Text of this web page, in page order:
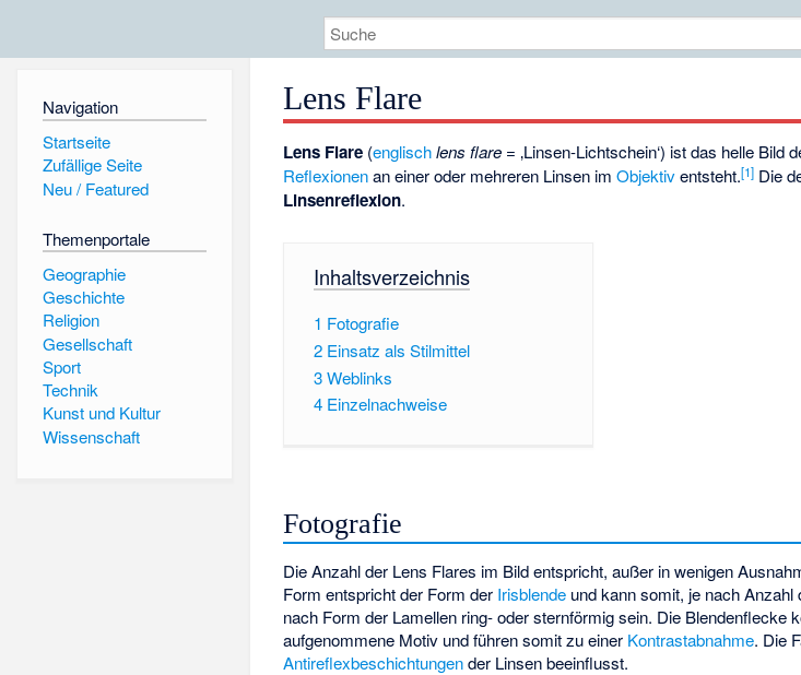
Navigation
Startseite
Zufällige Seite
Neu / Featured
Themenportale
Geographie
Geschichte
Religion
Gesellschaft
Sport
Technik
Kunst und Kultur
Wissenschaft
Lens Flare
Lens Flare (englisch lens flare = ‚Linsen-Lichtschein‘) ist das helle Bild
Reflexionenan einer oder mehreren Linsen imObjektiventsteht.[1] Die
Linsenreflexion.
Inhaltsverzeichnis
1 Fotografie
2 Einsatz als Stilmittel
3Weblinks
4 Einzelnachweise
Fotografie
Die Anzahl der Lens Flares im Bild entspricht, außer in wenigen
Form entspricht der Form der Irisblende und kann somit, je nach
nach Form der Lamellen ring- oder sternförmig sein. Die Blendenflecke
aufgenommene Motiv und führen somit zu einer Kontrastabnahme. Die
Antireflexbeschichtungender Linsen beeinflusst.